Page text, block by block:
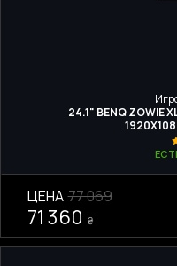
24.1" BENQ ZOWIE
ЦЕНА 77 069
71 360 ₴